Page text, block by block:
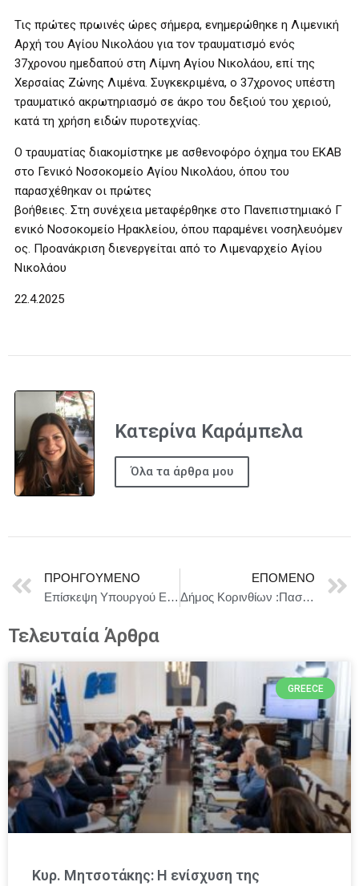
Τις πρώτες πρωινές ώρες σήμερα, ενημερώθηκε η Λιμενική
Αρχή του Αγίου Νικολάου για τον τραυματισμό ενός
37χρονου ημεδαπού στη Λίμνη Αγίου Νικολάου, επί της
Χερσαίας Ζώνης Λιμένα. Συγκεκριμένα, ο 37χρονος υπέστη
τραυματικό ακρωτηριασμό σε άκρο του δεξιού του χεριού,
κατά τη χρήση ειδών πυροτεχνίας.
Ο τραυματίας διακομίστηκε με ασθενοφόρο όχημα του ΕΚΑΒ
στο Γενικό Νοσοκομείο Αγίου Νικολάου, όπου του
παρασχέθηκαν οι πρώτες
βοήθειες. Στη συνέχεια μεταφέρθηκε στο Πανεπιστημιακό Γ
ενικό Νοσοκομείο Ηρακλείου, όπου παραμένει νοσηλευόμεν
ος. Προανάκριση διενεργείται από το Λιμεναρχείο Αγίου
Νικολάου
22.4.2025
Κατερίνα Καράμπελα
Όλα τα άρθρα μου
ΠΡΟΗΓΟΎΜΕΝΟ
Επίσκεψη Υπουργού Εθνικής Άμυνας Νίκου Δένδια στη Λέσβο
ΕΠΌΜΕΝΟ
Δήμος Κορινθίων :Πασχαλινή στήριξη από τον Δήμο στους δικαιούχους του Κοινωνικού Παντοπωλείου
Τελευταία Άρθρα
GREECE
Κυρ. Μητσοτάκης: Η ενίσχυση της